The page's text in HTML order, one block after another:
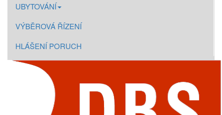
UBYTOVÁNÍ
VÝBĚROVÁ ŘÍZENÍ
HLÁŠENÍ PORUCH